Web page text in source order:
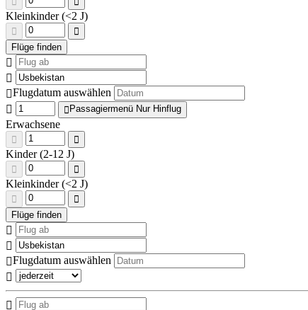
Kleinkinder (<2 J)
Flugdatum auswählen
Passagiermenü Nur Hinflug
Erwachsene
Kinder (2-12 J)
Kleinkinder (<2 J)
Flugdatum auswählen